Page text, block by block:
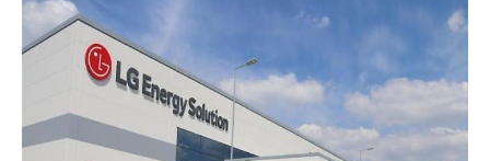
o
k
r